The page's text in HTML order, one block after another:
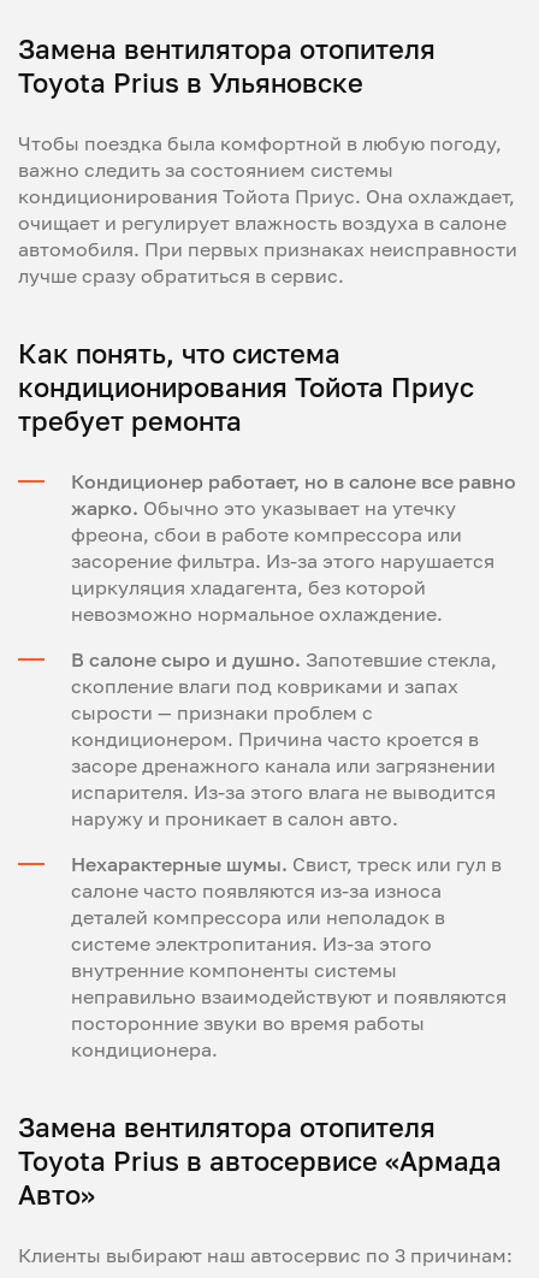
Замена вентилятора отопителя
Toyota Prius в Ульяновске
Чтобы поездка была комфортной в любую погоду,
важно следить за состоянием системы
кондиционирования Тойота Приус. Она охлаждает,
очищает и регулирует влажность воздуха в салоне
автомобиля. При первых признаках неисправности
лучше сразу обратиться в сервис.
Как понять, что система
кондиционирования Тойота Приус
требует ремонта
Кондиционер работает, но в салоне все равно
жарко. Обычно это указывает на утечку
фреона, сбои в работе компрессора или
засорение фильтра. Из-за этого нарушается
циркуляция хладагента, без которой
невозможно нормальное охлаждение.
В салоне сыро и душно. Запотевшие стекла,
скопление влаги под ковриками и запах
сырости — признаки проблем с
кондиционером. Причина часто кроется в
засоре дренажного канала или загрязнении
испарителя. Из-за этого влага не выводится
наружу и проникает в салон авто.
Нехарактерные шумы. Свист, треск или гул в
салоне часто появляются из-за износа
деталей компрессора или неполадок в
системе электропитания. Из-за этого
внутренние компоненты системы
неправильно взаимодействуют и появляются
посторонние звуки во время работы
кондиционера.
Замена вентилятора отопителя
Toyota Prius в автосервисе «Армада
Авто»
Клиенты выбирают наш автосервис по 3 причинам: